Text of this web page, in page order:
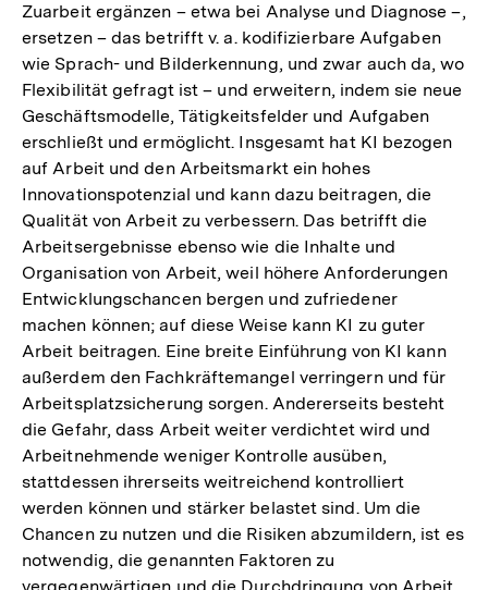
Zuarbeit ergänzen – etwa bei Analyse und Diagnose –,
ersetzen – das betrifft v. a. kodifizierbare Aufgaben
wie Sprach- und Bilderkennung, und zwar auch da, wo
Flexibilität gefragt ist – und erweitern, indem sie neue
Geschäftsmodelle, Tätigkeitsfelder und Aufgaben
erschließt und ermöglicht. Insgesamt hat KI bezogen
auf Arbeit und den Arbeitsmarkt ein hohes
Innovationspotenzial und kann dazu beitragen, die
Qualität von Arbeit zu verbessern. Das betrifft die
Arbeitsergebnisse ebenso wie die Inhalte und
Organisation von Arbeit, weil höhere Anforderungen
Entwicklungschancen bergen und zufriedener
machen können; auf diese Weise kann KI zu guter
Arbeit beitragen. Eine breite Einführung von KI kann
außerdem den Fachkräftemangel verringern und für
Arbeitsplatzsicherung sorgen. Andererseits besteht
die Gefahr, dass Arbeit weiter verdichtet wird und
Arbeitnehmende weniger Kontrolle ausüben,
stattdessen ihrerseits weitreichend kontrolliert
werden können und stärker belastet sind. Um die
Chancen zu nutzen und die Risiken abzumildern, ist es
notwendig, die genannten Faktoren zu